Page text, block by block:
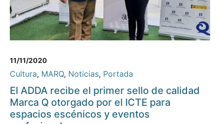
11/11/2020
Cultura, MARQ, Noticias, Portada
El ADDA recibe el primer sello de calidad
Marca Q otorgado por el ICTE para
espacios escénicos y eventos